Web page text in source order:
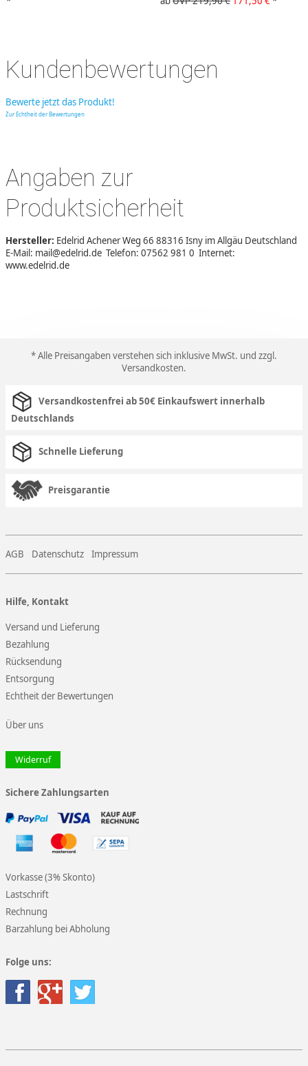
Kundenbewertungen
Bewerte jetzt das Produkt!
Zur Echtheit der Bewertungen
Angaben zur
Produktsicherheit
Hersteller: Edelrid Achener Weg 66 88316 Isny im Allgäu Deutschland
E-Mail: mail@edelrid.de Telefon: 07562 981 0 Internet:
www.edelrid.de
* Alle Preisangaben verstehen sich inklusive MwSt. und zzgl.
Versandkosten.
Versandkostenfrei ab 50€ Einkaufswert innerhalb
Deutschlands
Schnelle Lieferung
Preisgarantie
AGB Datenschutz Impressum
Hilfe, Kontakt
Versand und Lieferung
Bezahlung
Rücksendung
Entsorgung
Echtheit der Bewertungen
Über uns
Widerruf
Sichere Zahlungsarten
Vorkasse (3% Skonto)
Lastschrift
Rechnung
Barzahlung bei Abholung
Folge uns: